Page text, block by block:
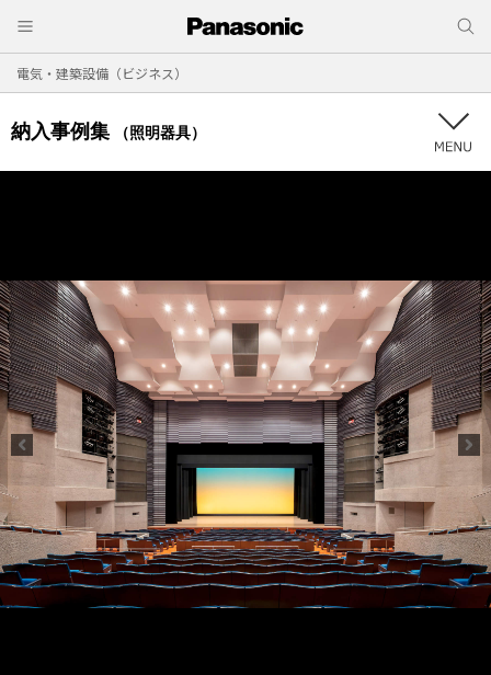
電気・建築設備（ビジネス）
納入事例集 （照明器具）